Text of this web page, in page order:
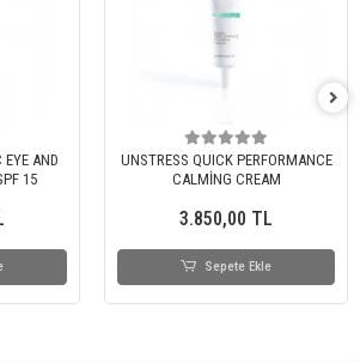
AND
15
UNSTRESS QUICK PERFORMANCE
CALMİNG CREAM
3.850,00 TL
Sepete Ekle